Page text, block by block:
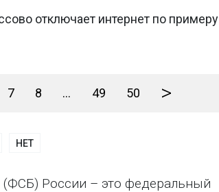
отключает интернет по примеру
7 8 ... 49 50 >
НЕТ
(ФСБ) России – это федеральный